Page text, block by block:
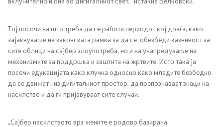
Инклузија на Роми
Боречко - инвалидска заштита
Демографија и млади
Демографија
Тој посочи на што треба да се работи периодот кој доаѓа, како
зајакнување на законската рамка за да се обезбеди казнивост за
сите облици на сајбер злоупотреба, но и на унапредување на
механизмите за поддршка и заштита на жртвите. Исто така ја
посочи едукацијата како клучна односно како младите безбедно
да се движат низ дигиталниот простор, да препознаваат знаци на
насилство и да ги пријавуваат сите случаи.
„Сајбер насилството врз жените е родово базирана